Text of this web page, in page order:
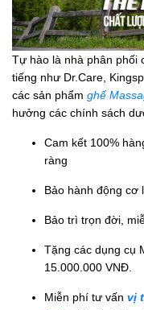
Tự hào là nhà phân phối
tiếng như Dr.Care,
các sản phẩm ghế
hưởng các chính sách
Cam kết 100%
ràng
Bảo hành động cơ
Bảo trì trọn đời,
Tặng các dụng cụ
15.000.000 VNĐ.
Miễn phí tư vấn vị